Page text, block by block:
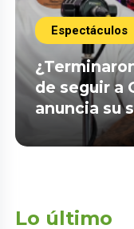
Espectáculos
de seguir a
anuncia su
Lo último